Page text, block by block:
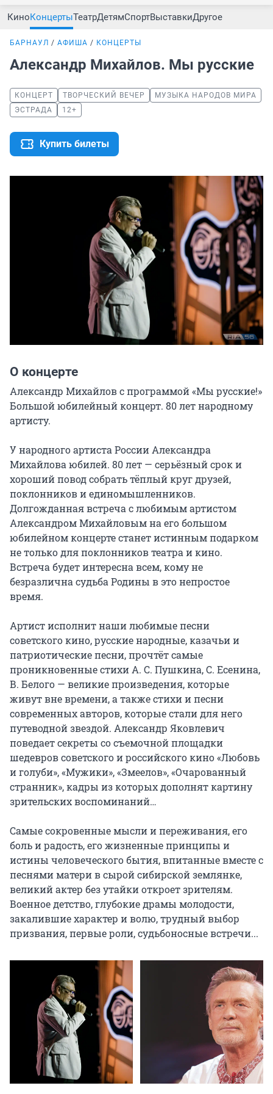
КиноКонцертыТеатрДетямСпортВыставкиДругое
БАРНАУЛ АФИША КОНЦЕРТЫ
Александр Михайлов. Мы русские
КОНЦЕРТ ТВОРЧЕСКИЙ ВЕЧЕР
МУЗЫКА НАРОДОВ МИРА
ЭСТРАДА
12+
Купить билеты
О концерте
Александр Михайлов с программой «Мы русские!»
Большой юбилейный концерт. 80 лет народному
артисту.
У народного артиста России Александра
Михайлова юбилей. 80 лет — серьёзный срок и
хороший повод собрать тёплый круг друзей,
поклонников и единомышленников.
Долгожданная встреча с любимым артистом
Александром Михайловым на его большом
юбилейном концерте станет истинным подарком
не только для поклонников театра и кино.
Встреча будет интересна всем, кому не
безразлична судьба Родины в это непростое
время.
Артист исполнит наши любимые песни
советского кино, русские народные, казачьи и
патриотические песни, прочтёт самые
проникновенные стихи А. С. Пушкина, С. Есенина,
В. Белого — великие произведения, которые
живут вне времени, а также стихи и песни
современных авторов, которые стали для него
путеводной звездой. Александр Яковлевич
поведает секреты со съемочной площадки
шедевров советского и российского кино «Любовь
и голуби», «Мужики», «Змеелов», «Очарованный
странник», кадры из которых дополнят картину
зрительских воспоминаний…
Самые сокровенные мысли и переживания, его
боль и радость, его жизненные принципы и
истины человеческого бытия, впитанные вместе с
песнями матери в сырой сибирской землянке,
великий актер без утайки откроет зрителям.
Военное детство, глубокие драмы молодости,
закалившие характер и волю, трудный выбор
призвания, первые роли, судьбоносные встречи...